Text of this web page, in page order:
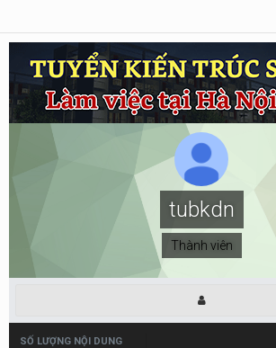
tubkdn
Thành viên
SỐ LƯỢNG NỘI DUNG